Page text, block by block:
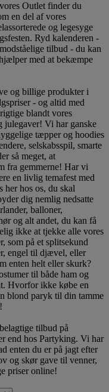
Outlet finder du
en del af vores
og legesyge
Ryd kalenderen -
tilbud - du kan
med at bekæmpe
og billige produkter i
- og altid med
blandt vores
julegaver! Vi har ganske
tæpper og hoodies
selskabsspil, smarte
så meget, at
fra gemmerne! Har vi
en livlig temafest med
her hos os, du skal
dig nemlig nedsatte
balloner,
og alt andet, du kan få
ikke at tjekke alle vores
som på et splitsekund
engel til djævel, eller
enten helt eller skurk?
til både ham og
Hvorfor ikke købe en
blond paryk til din tamme
tilbud på
end hos Partyking. Vi har
enten du er på jagt efter
og skør gave til venner,
priser online!